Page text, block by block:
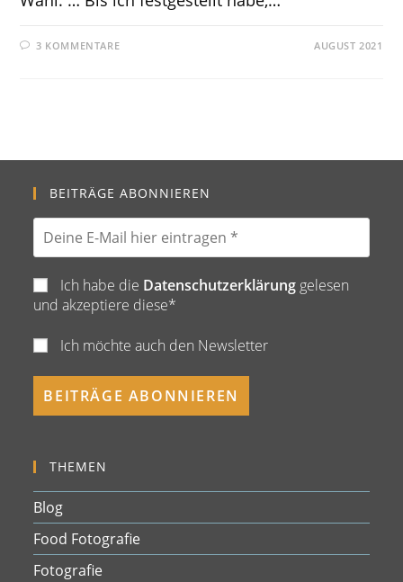
3 KOMMENTARE AUGUST 2021
BEITRÄGE ABONNIEREN
Ich habe die Datenschutzerklärung gelesen
und akzeptiere diese*
Ich möchte auch den Newsletter
THEMEN
Blog
Food Fotografie
Fotografie